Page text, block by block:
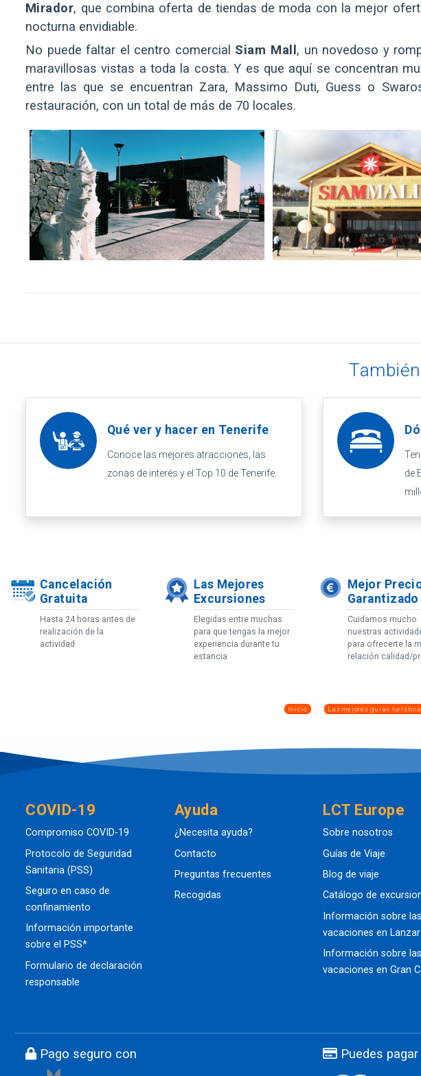
Mirador, que combina oferta de tiendas de moda con la mejor
nocturna envidiable.
No puede faltar el centro comercial Siam Mall, un novedoso y
maravillosas vistas a toda la costa. Y es que aquí se concentran
entre las que se encuentran Zara, Massimo Duti, Guess o
restauración, con un total de más de 70 locales.
Qué ver y hacer en Tenerife
Conoce las mejores atracciones, las
zonas de interés y el Top 10 de Tenerife.
de
Cancelación
Gratuita
Hasta 24 horas antes de
realización de la
actividad
Las Mejores
Excursiones
Elegidas entre muchas
para que tengas la mejor
experiencia durante tu
estancia
Mejor
Garantizado
Cuidamos mucho
nuestras
para ofrecerte la
relación calidad/
Inicio Las mejores guías
COVID-19
Compromiso COVID-19
Protocolo de Seguridad
Sanitaria (PSS)
Seguro en caso de
confinamiento
Información importante
sobre el PSS*
Formulario de declaración
responsable
Ayuda
¿Necesita ayuda?
Contacto
Preguntas frecuentes
Recogidas
LCT Europe
Sobre nosotros
Guías de Viaje
Blog de viaje
Catálogo de
Información sobre las
vacaciones en
Información sobre las
vacaciones en Gran
Pago seguro con Puedes